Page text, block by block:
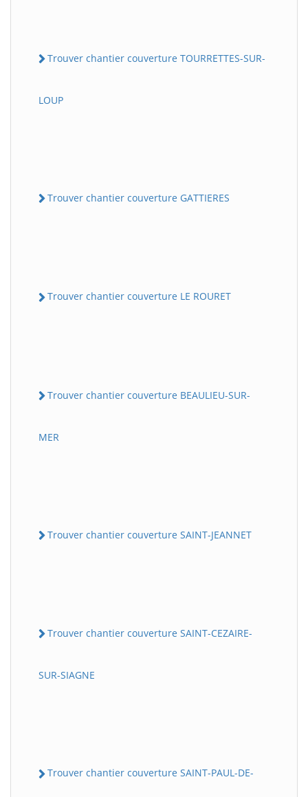
Trouver chantier couverture TOURRETTES-SUR-
LOUP
Trouver chantier couverture GATTIERES
Trouver chantier couverture LE ROURET
Trouver chantier couverture BEAULIEU-SUR-
MER
Trouver chantier couverture SAINT-JEANNET
Trouver chantier couverture SAINT-CEZAIRE-
SUR-SIAGNE
Trouver chantier couverture SAINT-PAUL-DE-